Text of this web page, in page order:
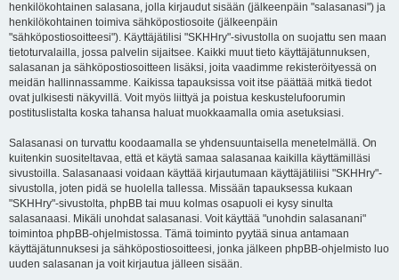
henkilökohtainen salasana, jolla kirjaudut sisään (jälkeenpäin "salasanasi") ja
henkilökohtainen toimiva sähköpostiosoite (jälkeenpäin
"sähköpostiosoitteesi"). Käyttäjätilisi "SKHHry"-sivustolla on suojattu sen maan
tietoturvalailla, jossa palvelin sijaitsee. Kaikki muut tieto käyttäjätunnuksen,
salasanan ja sähköpostiosoitteen lisäksi, joita vaadimme rekisteröityessä on
meidän hallinnassamme. Kaikissa tapauksissa voit itse päättää mitkä tiedot
ovat julkisesti näkyvillä. Voit myös liittyä ja poistua keskustelufoorumin
postituslistalta koska tahansa haluat muokkaamalla omia asetuksiasi.
Salasanasi on turvattu koodaamalla se yhdensuuntaisella menetelmällä. On
kuitenkin suositeltavaa, että et käytä samaa salasanaa kaikilla käyttämilläsi
sivustoilla. Salasanaasi voidaan käyttää kirjautumaan käyttäjätiliisi "SKHHry"-
sivustolla, joten pidä se huolella tallessa. Missään tapauksessa kukaan
"SKHHry"-sivustolta, phpBB tai muu kolmas osapuoli ei kysy sinulta
salasanaasi. Mikäli unohdat salasanasi. Voit käyttää "unohdin salasanani"
toimintoa phpBB-ohjelmistossa. Tämä toiminto pyytää sinua antamaan
käyttäjätunnuksesi ja sähköpostiosoitteesi, jonka jälkeen phpBB-ohjelmisto luo
uuden salasanan ja voit kirjautua jälleen sisään.